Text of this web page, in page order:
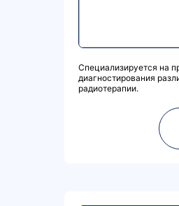
Специализируется на
диагностирования
радиотерапии.